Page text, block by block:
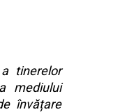
tinerelor
mediului
învățare